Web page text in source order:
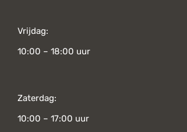
Vrijdag:
10:00 – 18:00 uur
Zaterdag:
10:00 – 17:00 uur